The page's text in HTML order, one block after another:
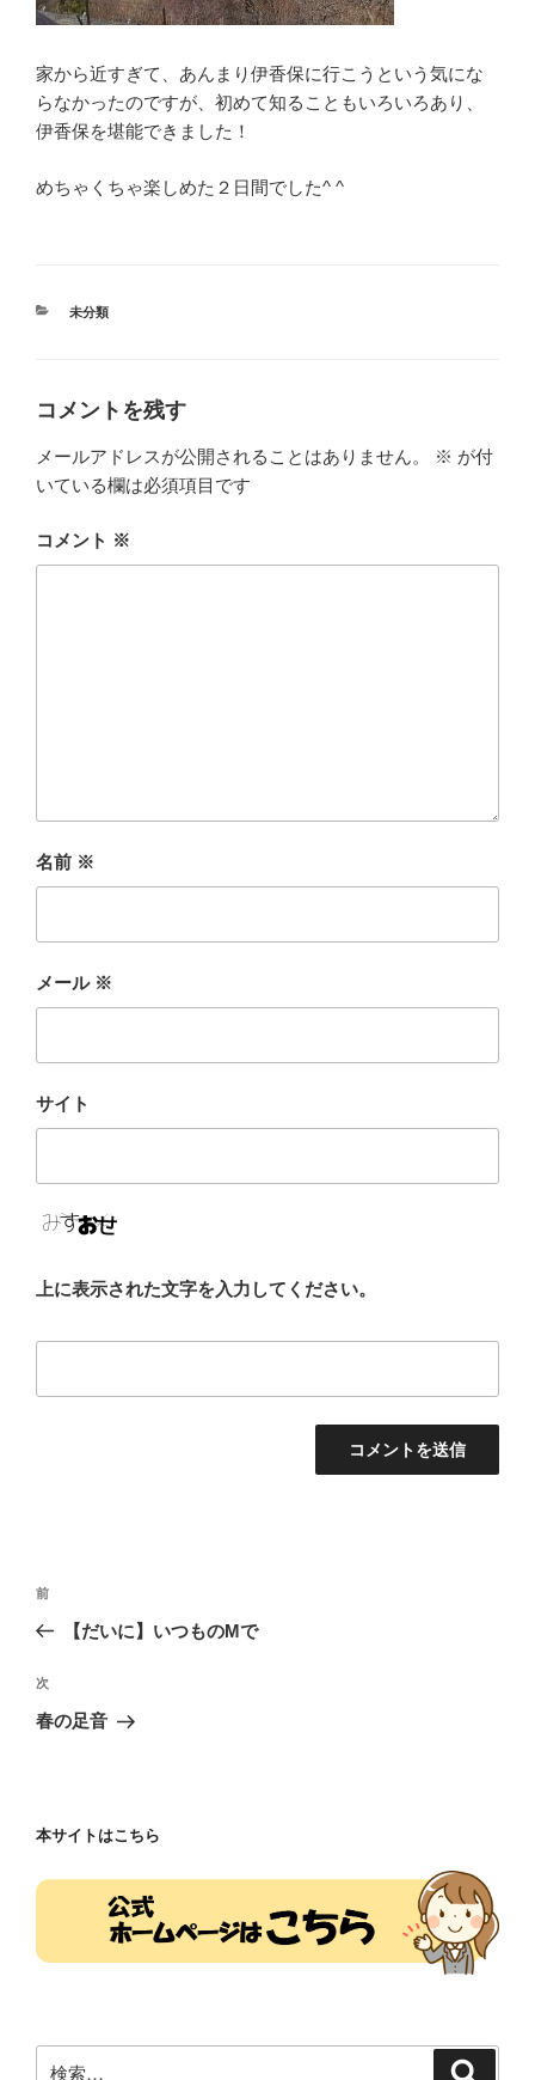
家から近すぎて、あんまり伊香保に行こうという気にな
らなかったのですが、初めて知ることもいろいろあり、
伊香保を堪能できました！
めちゃくちゃ楽しめた２日間でした^ ^
カ
未分類
コメントを残す
メールアドレスが公開されることはありません。 ※ が付
いている欄は必須項目です
コメント ※
名前 ※
メール ※
サイト
上に表示された文字を入力してください。
投
ビ
ゲ
ン
前
の
稿
前
【だいに】いつものMで
次
の
次
春の足音
本サイトはこちら